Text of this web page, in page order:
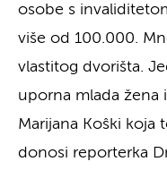
osobe s
više od 100.000.
vlastitog dvorišta.
uporna mlada žena
Marijana Koŝki koja
donosi reporterka